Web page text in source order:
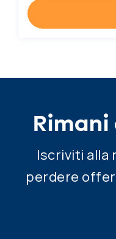
Iscriviti alla
perdere